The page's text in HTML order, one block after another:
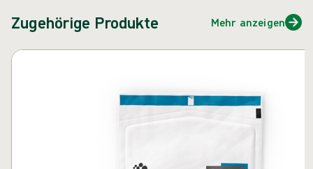
Zugehörige Produkte Mehr anzeigen